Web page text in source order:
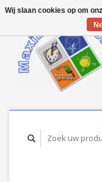
Wij slaan cookies op om